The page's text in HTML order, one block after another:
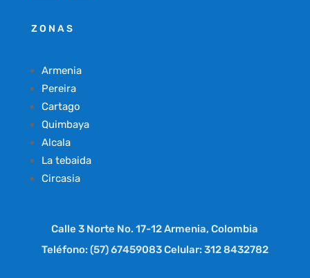
ZONAS
Armenia
Pereira
Cartago
Quimbaya
Alcala
La tebaida
Circasia
Calle 3 Norte No. 17-12 Armenia, Colombia
Teléfono: (57) 67459083 Celular: 312 8432782